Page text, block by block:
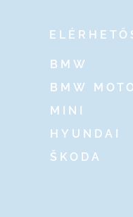
BMW
BMW
MINI
HYUNDAI
ŠKODA